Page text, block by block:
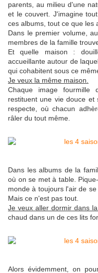
parents, au milieu d'une
et le couvert. J'imagine
ces albums, tout ce que les
Dans le premier volume,
membres de la famille
Et quelle maison :
accueillante autour de
qui cohabitent sous ce
Je veux la même maison.
Chaque image fourmille
restituent une vie douce
respecte, où chacun
râler du tout même.
Dans les albums de la
où on se met à table.
monde à toujours l'air de se
Mais ce n'est pas tout.
Je veux aller dormir dans
chaud dans un de ces lits
Alors évidemment, on